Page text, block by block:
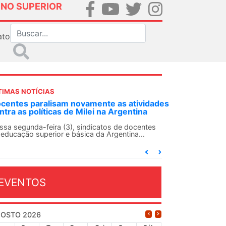
SUPERIOR
NOTÍCIAS
as atividades
Argentina
de docentes
Argentina...
ANDES-SN convoca docentes para
Solidariedade Internacionalista com
13 de agosto
O ANDES-SN conclama suas seções
2026